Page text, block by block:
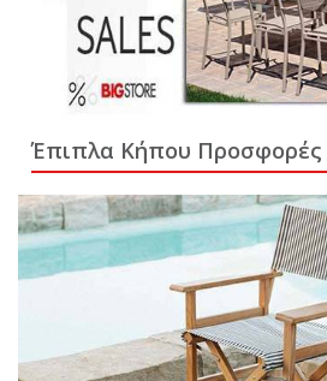
Έπιπλα Κήπου Προσφορές